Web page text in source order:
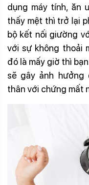
dụng máy tính, ăn
thấy mệt thì trở lại
bộ kết nối giường
với sự không thoải
đó là mấy giờ thì
sẽ gây ảnh hưởng
thân với chứng mất